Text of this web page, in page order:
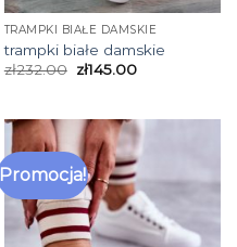
TRAMPKI BIAŁE DAMSKIE
trampki białe damskie
zł232.00 zł145.00
Promocja!